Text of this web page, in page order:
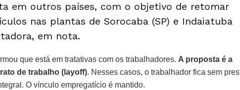
em outros países, com o objetivo de retomar
nas plantas de Sorocaba (SP) e Indaiatuba
em nota.
que está em tratativas com os trabalhadores. A proposta é a
de trabalho (layoff). Nesses casos, o trabalhador fica sem
O vínculo empregatício é mantido.